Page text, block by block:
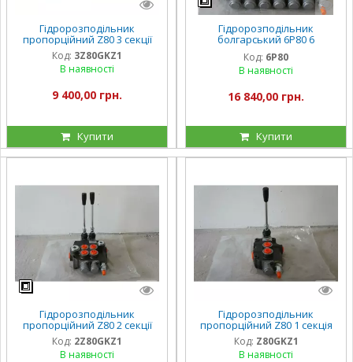
Гідророзподільник
пропорційний Z80 3 секції
Код: 3Z80GKZ1
В наявності
9 400,00 грн.
Купити
Гідророзподільник
болгарський 6Р80 6
секційний
Код: 6Р80
В наявності
16 840,00 грн.
Купити
Гідророзподільник
пропорційний Z80 2 секції
Код: 2Z80GKZ1
В наявності
Гідророзподільник
пропорційний Z80 1 секція
Код: Z80GKZ1
В наявності